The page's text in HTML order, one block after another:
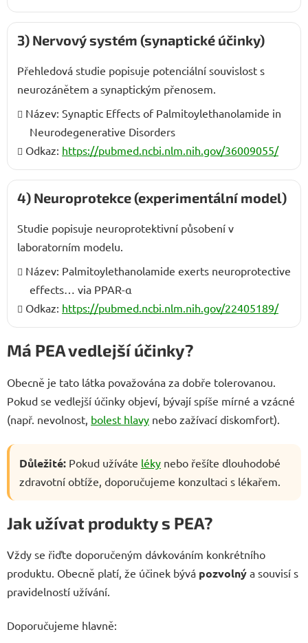
3) Nervový systém (synaptické účinky)
Přehledová studie popisuje potenciální souvislost s
neurozánětem a synaptickým přenosem.
Název: Synaptic Effects of Palmitoylethanolamide in
Neurodegenerative Disorders
Odkaz: https://pubmed.ncbi.nlm.nih.gov/36009055/
4) Neuroprotekce (experimentální model)
Studie popisuje neuroprotektivní působení v
laboratorním modelu.
Název: Palmitoylethanolamide exerts neuroprotective
effects… via PPAR-α
Odkaz: https://pubmed.ncbi.nlm.nih.gov/22405189/
Má PEA vedlejší účinky?
Obecně je tato látka považována za dobře tolerovanou.
Pokud se vedlejší účinky objeví, bývají spíše mírné a vzácné
(např. nevolnost, bolest hlavy nebo zažívací diskomfort).
Důležité: Pokud užíváte léky nebo řešíte dlouhodobé
zdravotní obtíže, doporučujeme konzultaci s lékařem.
Jak užívat produkty s PEA?
Vždy se řiďte doporučeným dávkováním konkrétního
produktu. Obecně platí, že účinek bývá pozvolný a souvisí s
pravidelností užívání.
Doporučujeme hlavně: